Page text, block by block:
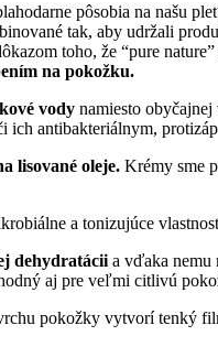
pôsobia na našu
tak, aby udržali
toho, že “pure
na pokožku.
vody namiesto
antibakteriálnym,
lisované oleje. Krémy sme
a tonizujúce
dehydratácii a vďaka nemu
aj pre veľmi citlivú
pokožky vytvorítenký